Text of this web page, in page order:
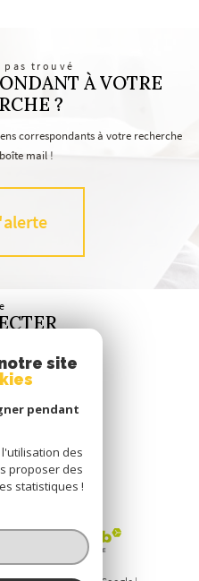
pas trouvé
À VOTRE
?
correspondants à votre recherche
mail !
site
pendant
des
proposer des
statistiques !